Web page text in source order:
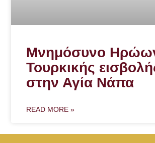
Μνημόσυνο
Τουρκικής
στην Αγία Νάπα
READ MORE »